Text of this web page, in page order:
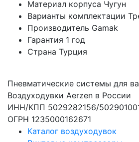
Материал корпуса Чугун
Варианты комплектации
Производитель Gamak
Гарантия 1 год
Страна Турция
Пневматические системы для
Воздуходувки Aerzen в России
ИНН/КПП 5029282156/
ОГРН 1235000162671
Каталог воздуходувок